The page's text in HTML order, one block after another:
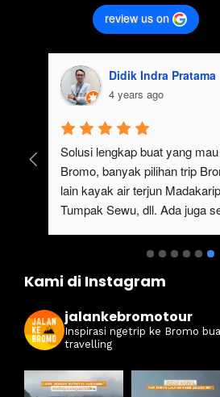
review us on
Didik Indra Pratama
4 years ago
Solusi lengkap buat yang
Bromo, banyak pilihan trip
lain kayak air terjun
Tumpak Sewu, dll. Ada juga
Kami di Instagram
jalankebromotour
Inspirasi ngetrip ke Bromo
travelling